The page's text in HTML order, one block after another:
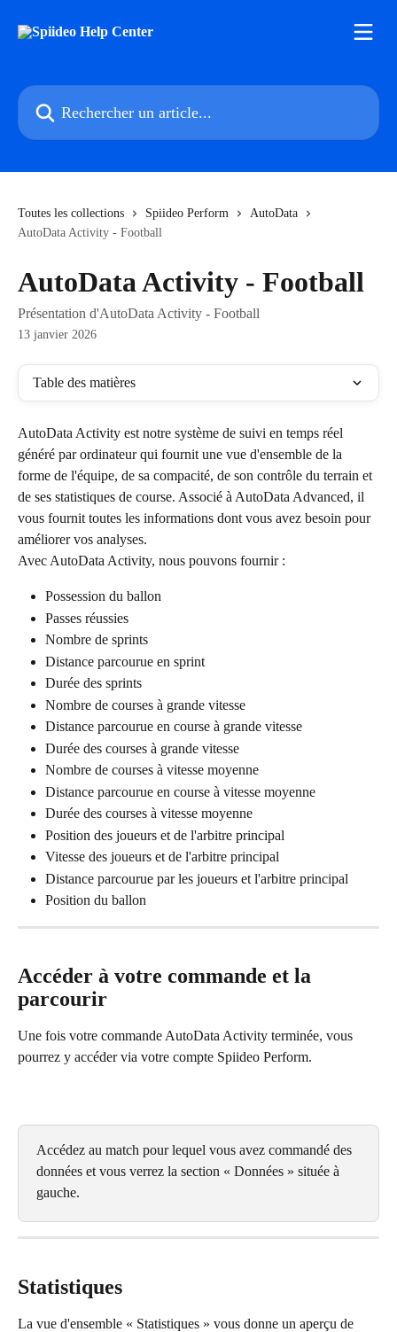
Rechercher un article...
Toutes les collections Spiideo Perform
AutoData
AutoData Activity - Football
AutoData Activity - Football
Présentation d'AutoData Activity - Football
13 janvier 2026
Table des matières
AutoData Activity est notre système de suivi en temps réel
généré par ordinateur qui fournit une vue d'ensemble de la
forme de l'équipe, de sa compacité, de son contrôle du terrain et
de ses statistiques de course. Associé à AutoData Advanced, il
vous fournit toutes les informations dont vous avez besoin pour
améliorer vos analyses.
Avec AutoData Activity, nous pouvons fournir :
Possession du ballon
Passes réussies
Nombre de sprints
Distance parcourue en sprint
Durée des sprints
Nombre de courses à grande vitesse
Distance parcourue en course à grande vitesse
Durée des courses à grande vitesse
Nombre de courses à vitesse moyenne
Distance parcourue en course à vitesse moyenne
Durée des courses à vitesse moyenne
Position des joueurs et de l'arbitre principal
Vitesse des joueurs et de l'arbitre principal
Distance parcourue par les joueurs et l'arbitre principal
Position du ballon
Accéder à votre commande et la
parcourir
Une fois votre commande AutoData Activity terminée, vous
pourrez y accéder via votre compte Spiideo Perform.
Accédez au match pour lequel vous avez commandé des
données et vous verrez la section « Données » située à
gauche.
Statistiques
La vue d'ensemble « Statistiques » vous donne un aperçu de